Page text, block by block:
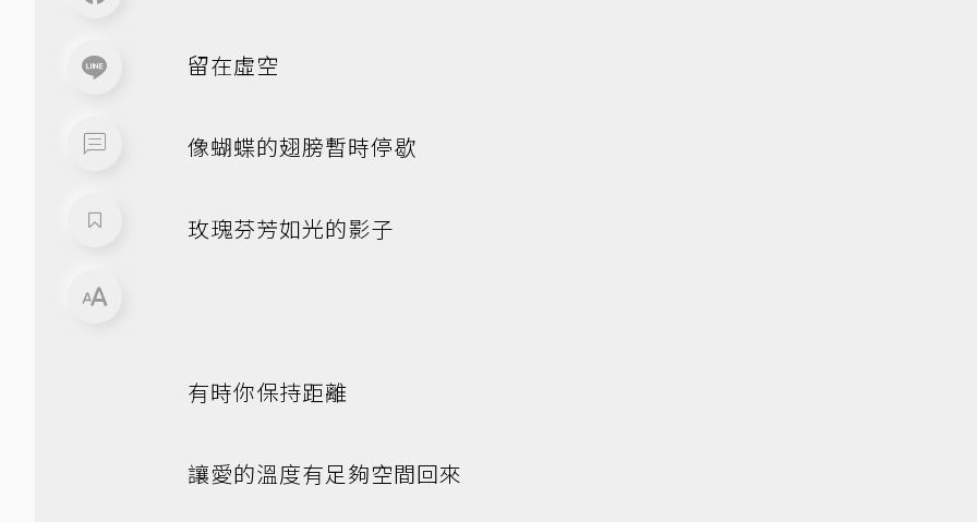
留在虛空
像蝴蝶的翅膀暫時停歇
玫瑰芬芳如光的影子
有時你保持距離
讓愛的溫度有足夠空間回來